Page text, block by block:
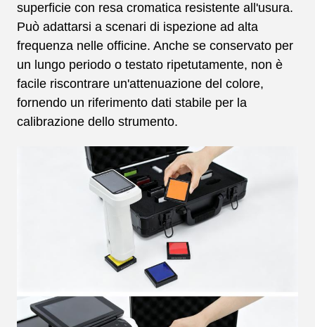
superficie con resa cromatica resistente all'usura.
Può adattarsi a scenari di ispezione ad alta
frequenza nelle officine. Anche se conservato per
un lungo periodo o testato ripetutamente, non è
facile riscontrare un'attenuazione del colore,
fornendo un riferimento dati stabile per la
calibrazione dello strumento.